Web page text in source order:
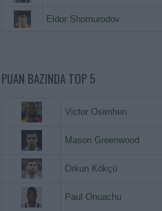
Eldor Shomurodov
PUAN BAZINDA TOP 5
Victor Osimhen
Mason Greenwood
Orkun Kökçü
Paul Onuachu